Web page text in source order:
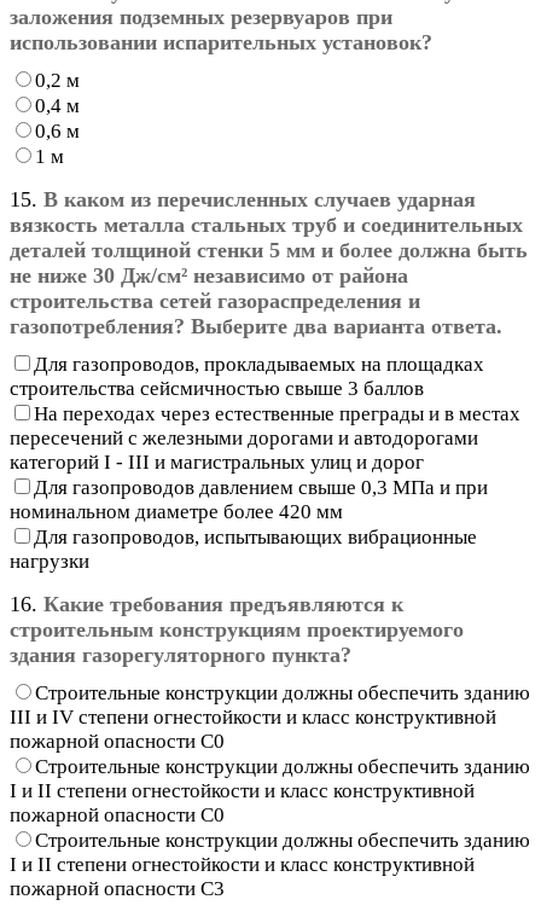
заложения подземных резервуаров при
использовании испарительных установок?
0,2 м
0,4 м
0,6 м
1 м
15. В каком из перечисленных случаев ударная
вязкость металла стальных труб и соединительных
деталей толщиной стенки 5 мм и более должна быть
не ниже 30 Дж/см² независимо от района
строительства сетей газораспределения и
газопотребления? Выберите два варианта ответа.
Для газопроводов, прокладываемых на площадках
строительства сейсмичностью свыше 3 баллов
На переходах через естественные преграды и в местах
пересечений с железными дорогами и автодорогами
категорий I - III и магистральных улиц и дорог
Для газопроводов давлением свыше 0,3 МПа и при
номинальном диаметре более 420 мм
Для газопроводов, испытывающих вибрационные
нагрузки
16. Какие требования предъявляются к
строительным конструкциям проектируемого
здания газорегуляторного пункта?
Строительные конструкции должны обеспечить зданию
III и IV степени огнестойкости и класс конструктивной
пожарной опасности С0
Строительные конструкции должны обеспечить зданию
I и II степени огнестойкости и класс конструктивной
пожарной опасности С0
Строительные конструкции должны обеспечить зданию
I и II степени огнестойкости и класс конструктивной
пожарной опасности С3